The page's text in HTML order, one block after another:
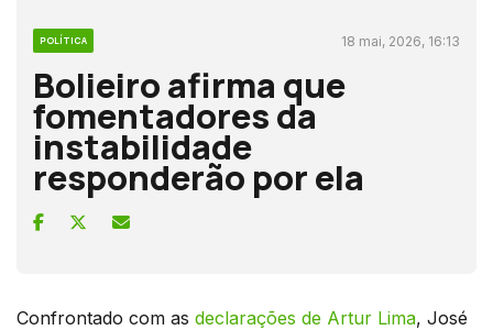
POLÍTICA 18 mai, 2026, 16:13
Bolieiro afirma que
fomentadores da
instabilidade
responderão por ela
Confrontado com as declarações de Artur Lima, José